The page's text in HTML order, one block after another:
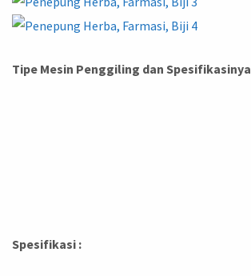
Tipe Mesin Penggiling dan Spesifikasinya
Spesifikasi :